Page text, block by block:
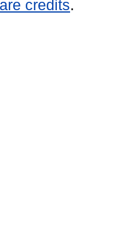
credits.